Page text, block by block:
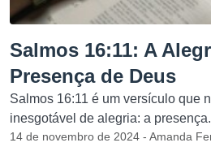
Salmos 16:11: A
Presença de Deus
Salmos 16:11 é um versículo que
inesgotável de alegria: a
14 de novembro de 2024 - Amanda